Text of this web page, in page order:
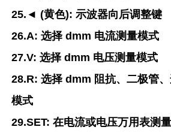
25.◄ (黄色): 示波器向后调整键
26.A: 选择 dmm 电流测量模式
27.V: 选择 dmm 电压测量模式
28.R: 选择 dmm 阻抗、二极管
模式
29.SET: 在电流或电压万用表测